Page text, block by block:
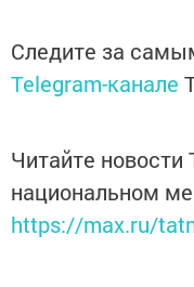
Следите за
Telegram-канале
Читайте новости
национальном
https://max.ru/